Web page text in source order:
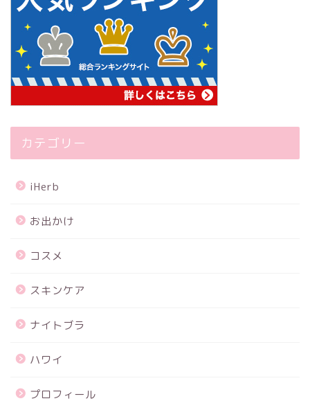
カテゴリー
iHerb
お出かけ
コスメ
スキンケア
ナイトブラ
ハワイ
プロフィール